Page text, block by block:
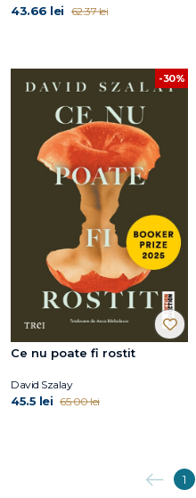
43.66 lei 62.37 lei
-30%
Ce nu poate fi rostit
David Szalay
45.5 lei 65.00 lei
Anterioara
1